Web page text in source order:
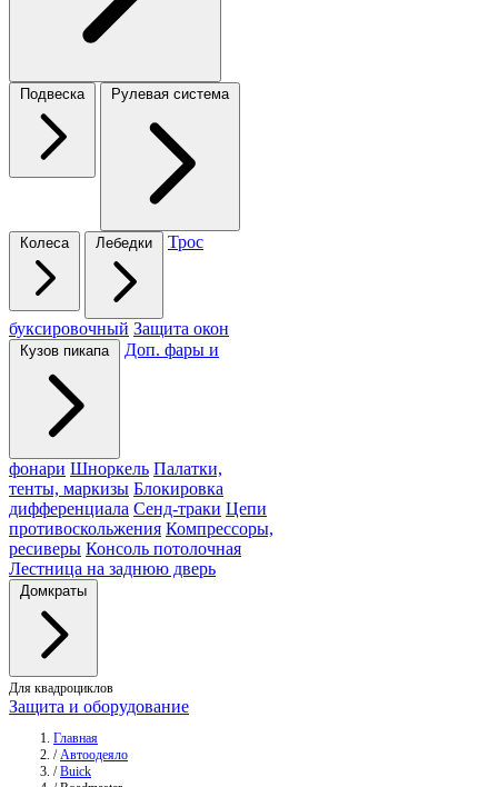
Подвеска Рулевая система
Колеса Лебедки Трос
буксировочный Защита окон
Кузов пикапа Доп. фары и
фонари Шноркель Палатки,
тенты, маркизы Блокировка
дифференциала Сенд-траки Цепи
противоскольжения Компрессоры,
ресиверы Консоль потолочная
Лестница на заднюю дверь
Домкраты
Для квадроциклов
Защита и оборудование
Главная
/ Автоодеяло
/ Buick